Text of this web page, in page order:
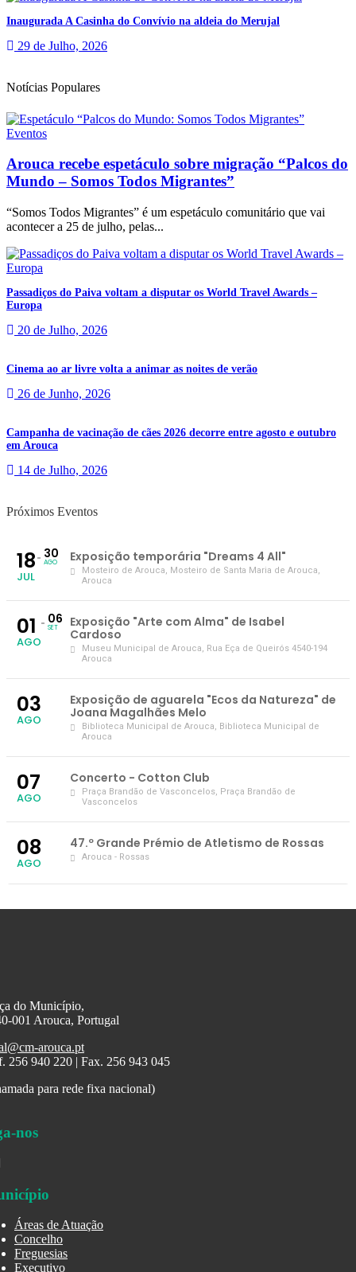
Inaugurada A Casinha do Convívio na aldeia do Merujal
29 de Julho, 2026
Notícias Populares
Eventos
Arouca recebe espetáculo sobre migração “Palcos do
Mundo – Somos Todos Migrantes”
“Somos Todos Migrantes” é um espetáculo comunitário que vai
acontecer a 25 de julho, pelas...
Passadiços do Paiva voltam a disputar os World Travel Awards –
Europa
20 de Julho, 2026
Cinema ao ar livre volta a animar as noites de verão
26 de Junho, 2026
Campanha de vacinação de cães 2026 decorre entre agosto e outubro
em Arouca
14 de Julho, 2026
Próximos Eventos
18
JUL
30
AGO Exposição temporária "Dreams 4 All"
Mosteiro de Arouca, Mosteiro de Santa Maria de Arouca,
Arouca
01
AGO
06
SET
Exposição "Arte com Alma" de Isabel
Cardoso
Museu Municipal de Arouca, Rua Eça de Queirós 4540-194
Arouca
03
AGO
Exposição de aguarela "Ecos da Natureza" de
Joana Magalhães Melo
Biblioteca Municipal de Arouca, Biblioteca Municipal de
Arouca
07
AGO
Concerto - Cotton Club
Praça Brandão de Vasconcelos, Praça Brandão de
Vasconcelos
08
AGO
47.º Grande Prémio de Atletismo de Rossas
Arouca - Rossas
do Município,
001 Arouca, Portugal
arouca.pt
256 940 220 | Fax. 256 943 045
para rede fixa nacional)
nos
Áreas de Atuação
Concelho
Freguesias
Executivo